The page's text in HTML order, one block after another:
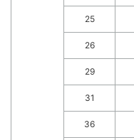
25
26
29
31
36